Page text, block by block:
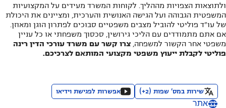
ולתוצאות הצפויות מההליך. לקוחות המשרד מעידים על המקצועיות
המשפטית הגבוהה ועל הגישה האנושית והערכית, ומציינים את היכולת
של עו"ד פוליטי להוביל מצבים משפטיים סבוכים לפתרון הוגן ומאוזן.
אם אתם מתמודדים עם הליכי גירושין, סכסוך משפחתי או כל עניין
משפטי אחר הקשור למשפחה, צרו קשר עם משרד עורכי הדין רינה
פוליטי לקבלת ייעוץ משפטי מקצועי המותאם לצרכיכם.
שירות במס' שפות (
2
+) אפשרות לפגישת וידיאו
אתר